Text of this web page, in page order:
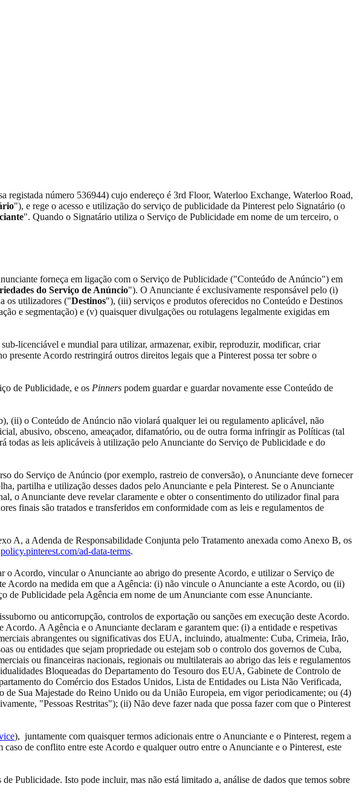
registada número 536944) cujo endereço é 3rd Floor, Waterloo Exchange, Waterloo Road,
"), e rege o acesso e utilização do serviço de publicidade da Pinterest pelo Signatário (o
". Quando o Signatário utiliza o Serviço de Publicidade em nome de um terceiro, o
forneça em ligação com o Serviço de Publicidade ("Conteúdo de Anúncio") em
do Serviço de Anúncio"). O Anunciante é exclusivamente responsável pelo (i)
os utilizadores ("Destinos"), (iii) serviços e produtos oferecidos no Conteúdo e Destinos
e segmentação) e (v) quaisquer divulgações ou rotulagens legalmente exigidas em
licenciável e mundial para utilizar, armazenar, exibir, reproduzir, modificar, criar
Acordo restringirá outros direitos legais que a Pinterest possa ter sobre o
de Publicidade, e os Pinners podem guardar e guardar novamente esse Conteúdo de
(ii) o Conteúdo de Anúncio não violará qualquer lei ou regulamento aplicável, não
abusivo, obsceno, ameaçador, difamatório, ou de outra forma infringir as Políticas (tal
todas as leis aplicáveis à utilização pelo Anunciante do Serviço de Publicidade e do
do Serviço de Anúncio (por exemplo, rastreio de conversão), o Anunciante deve fornecer
partilha e utilização desses dados pelo Anunciante e pela Pinterest. Se o Anunciante
o Anunciante deve revelar claramente e obter o consentimento do utilizador final para
finais são tratados e transferidos em conformidade com as leis e regulamentos de
A, a Adenda de Responsabilidade Conjunta pelo Tratamento anexada como Anexo B, os
policy.pinterest.com/ad-data-terms.
o Acordo, vincular o Anunciante ao abrigo do presente Acordo, e utilizar o Serviço de
Acordo na medida em que a Agência: (i) não vincule o Anunciante a este Acordo, ou (ii)
de Publicidade pela Agência em nome de um Anunciante com esse Anunciante.
ou anticorrupção, controlos de exportação ou sanções em execução deste Acordo.
A Agência e o Anunciante declaram e garantem que: (i) a entidade e respetivas
abrangentes ou significativas dos EUA, incluindo, atualmente: Cuba, Crimeia, Irão,
ou entidades que sejam propriedade ou estejam sob o controlo dos governos de Cuba,
ou financeiras nacionais, regionais ou multilaterais ao abrigo das leis e regulamentos
Bloqueadas do Departamento do Tesouro dos EUA, Gabinete de Controlo de
do Comércio dos Estados Unidos, Lista de Entidades ou Lista Não Verificada,
de Sua Majestade do Reino Unido ou da União Europeia, em vigor periodicamente; ou (4)
"Pessoas Restritas"); (ii) Não deve fazer nada que possa fazer com que o Pinterest
), juntamente com quaisquer termos adicionais entre o Anunciante e o Pinterest, regem a
de conflito entre este Acordo e qualquer outro entre o Anunciante e o Pinterest, este
Publicidade. Isto pode incluir, mas não está limitado a, análise de dados que temos sobre